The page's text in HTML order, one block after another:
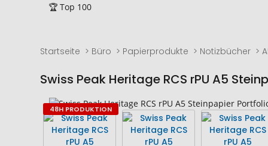
🏆 Top 100
Startseite Büro Papierprodukte Notizbücher
Swiss Peak Heritage RCS rPU A5
Zum
Ende
der
Bildgalerie
Zum
Anfang
der
Bildgalerie
48H PRODUKTION